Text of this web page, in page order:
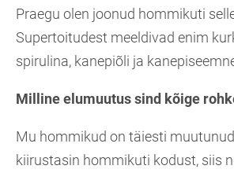
Praegu olen joonud hommikuti
Supertoitudest meeldivad enim
spirulina, kanepiõli ja
Milline elumuutus sind kõige
Mu hommikud on täiesti
kiirustasin hommikuti kodust, siis